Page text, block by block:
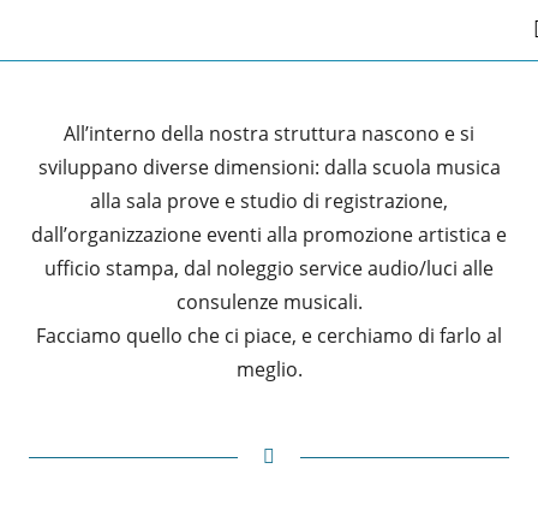
All’interno della nostra struttura nascono e si
sviluppano diverse dimensioni: dalla scuola musica
alla sala prove e studio di registrazione,
dall’organizzazione eventi alla promozione artistica e
ufficio stampa, dal noleggio service audio/luci alle
consulenze musicali.
Facciamo quello che ci piace, e cerchiamo di farlo al
meglio.